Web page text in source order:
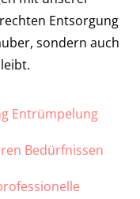
Entsorgung
sondern auch
Entrümpelung
Bedürfnissen